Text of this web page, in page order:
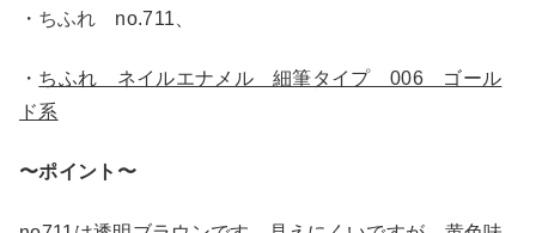
・ ちふれ no.711、
・ ちふれ ネイルエナメル 細筆タイプ 006 ゴール
ド系
〜ポイント〜